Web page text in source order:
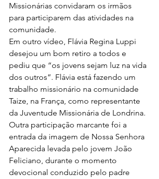
Missionárias convidaram os irmãos
para participarem das atividades na
comunidade.
Em outro vídeo, Flávia Regina Luppi
desejou um bom retiro a todos e
pediu que “os jovens sejam luz na vida
dos outros”. Flávia está fazendo um
trabalho missionário na comunidade
Taize, na França, como representante
da Juventude Missionária de Londrina.
Outra participação marcante foi a
entrada da imagem de Nossa Senhora
Aparecida levada pelo jovem João
Feliciano, durante o momento
devocional conduzido pelo padre